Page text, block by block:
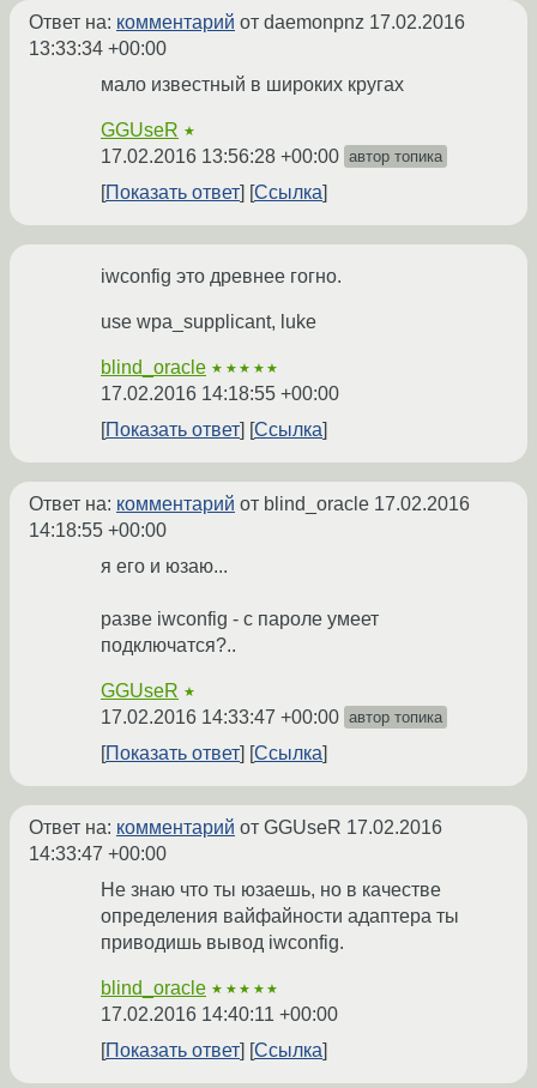
Ответ на: комментарий от daemonpnz 17.02.2016
13:33:34 +00:00
мало известный в широких кругах
GGUseR ★
17.02.2016 13:56:28 +00:00 автор топика
Показать ответ Ссылка
iwconfig это древнее гогно.
use wpa_supplicant, luke
blind_oracle ★★★★★
17.02.2016 14:18:55 +00:00
Показать ответ
Ссылка
Ответ на: комментарий от blind_oracle 17.02.2016
14:18:55 +00:00
я его и юзаю...
разве iwconfig - с пароле умеет
подключатся?..
GGUseR ★
17.02.2016 14:33:47 +00:00 автор топика
Показать ответ Ссылка
Ответ на: комментарий от GGUseR 17.02.2016
14:33:47 +00:00
Не знаю что ты юзаешь, но в качестве
определения вайфайности адаптера ты
приводишь вывод iwconfig.
blind_oracle ★★★★★
17.02.2016 14:40:11 +00:00
Показать ответ
Ссылка